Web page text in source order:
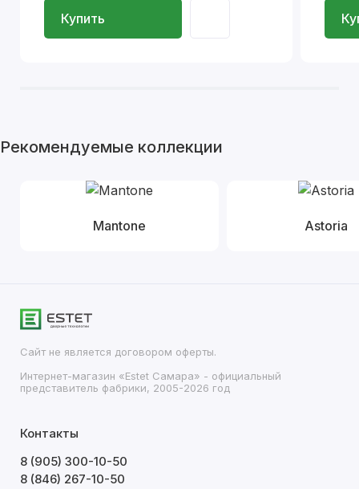
Купить
Рекомендуемые коллекции
Mantone Astoria
Сайт не является договором оферты.
Интернет-магазин «Estet Самара» - официальный
представитель фабрики, 2005-2026 год
Контакты
8 (905) 300-10-50
8 (846) 267-10-50